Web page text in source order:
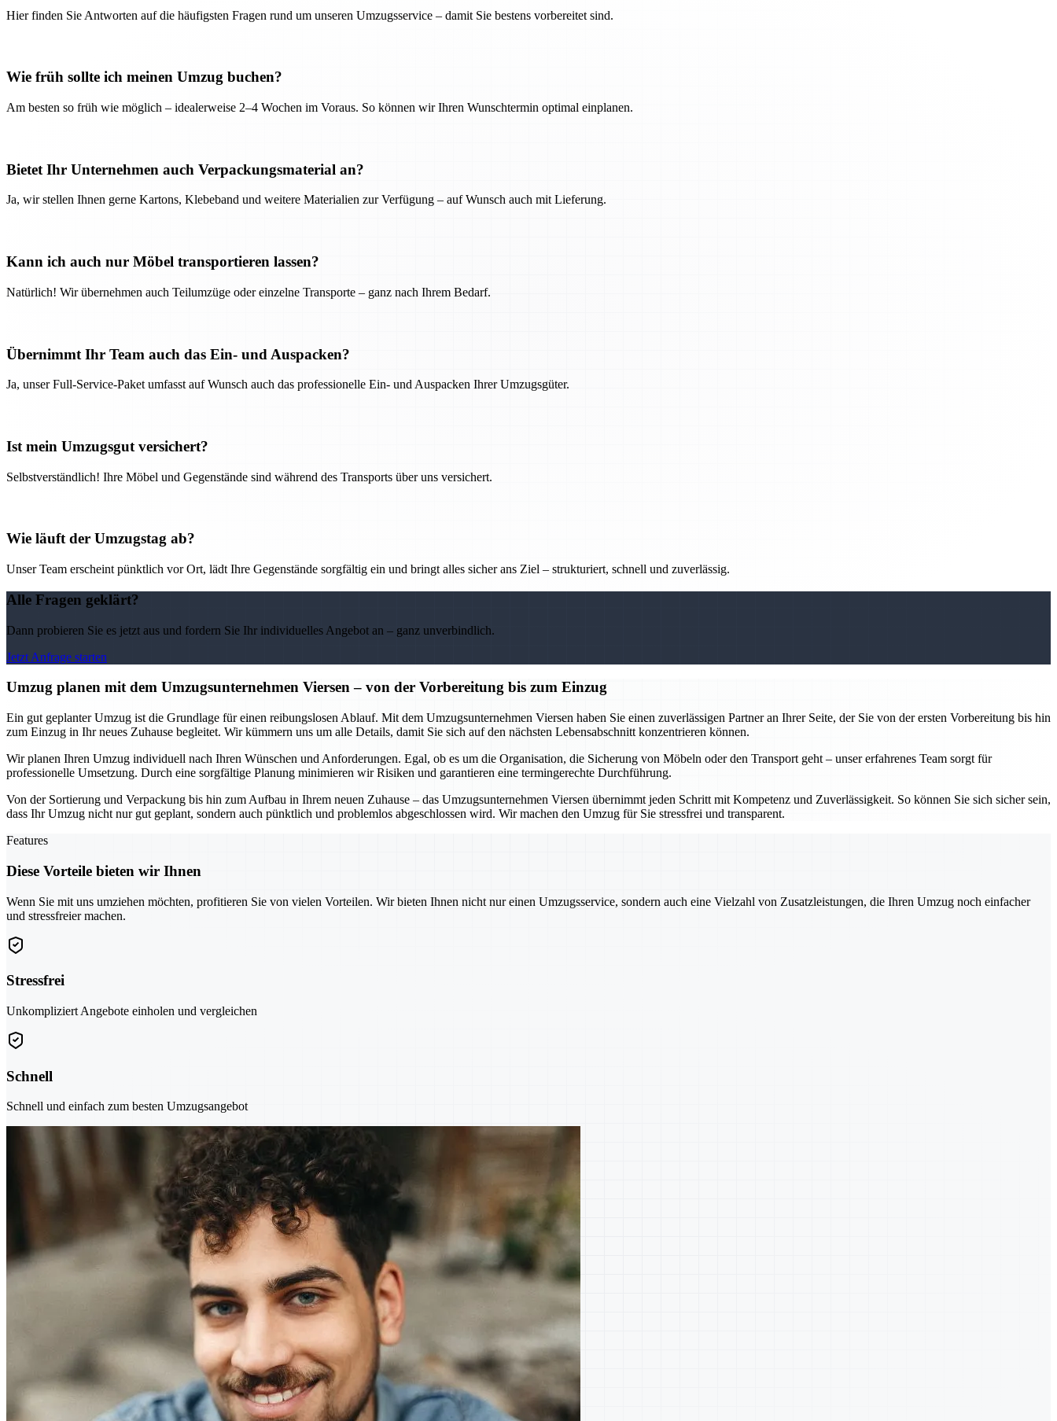
Hier finden Sie Antworten auf die häufigsten Fragen rund um unseren Umzugsservice – damit Sie bestens vorbereitet sind.
Wie früh sollte ich meinen Umzug buchen?
Am besten so früh wie möglich – idealerweise 2–4 Wochen im Voraus. So können wir Ihren Wunschtermin optimal einplanen.
Bietet Ihr Unternehmen auch Verpackungsmaterial an?
Ja, wir stellen Ihnen gerne Kartons, Klebeband und weitere Materialien zur Verfügung – auf Wunsch auch mit Lieferung.
Kann ich auch nur Möbel transportieren lassen?
Natürlich! Wir übernehmen auch Teilumzüge oder einzelne Transporte – ganz nach Ihrem Bedarf.
Übernimmt Ihr Team auch das Ein- und Auspacken?
Ja, unser Full-Service-Paket umfasst auf Wunsch auch das professionelle Ein- und Auspacken Ihrer Umzugsgüter.
Ist mein Umzugsgut versichert?
Selbstverständlich! Ihre Möbel und Gegenstände sind während des Transports über uns versichert.
Wie läuft der Umzugstag ab?
Unser Team erscheint pünktlich vor Ort, lädt Ihre Gegenstände sorgfältig ein und bringt alles sicher ans Ziel – strukturiert, schnell und zuverlässig.
Alle Fragen geklärt?
Dann probieren Sie es jetzt aus und fordern Sie Ihr individuelles Angebot an – ganz unverbindlich.
Jetzt Anfrage starten
Umzug planen mit dem Umzugsunternehmen Viersen – von der Vorbereitung bis zum Einzug
Ein gut geplanter Umzug ist die Grundlage für einen reibungslosen Ablauf. Mit dem Umzugsunternehmen Viersen haben Sie einen zuverlässigen Partner an Ihrer Seite, der Sie von der ersten Vorbereitung bis hin
zum Einzug in Ihr neues Zuhause begleitet. Wir kümmern uns um alle Details, damit Sie sich auf den nächsten Lebensabschnitt konzentrieren können.
Wir planen Ihren Umzug individuell nach Ihren Wünschen und Anforderungen. Egal, ob es um die Organisation, die Sicherung von Möbeln oder den Transport geht – unser erfahrenes Team sorgt für
professionelle Umsetzung. Durch eine sorgfältige Planung minimieren wir Risiken und garantieren eine termingerechte Durchführung.
Von der Sortierung und Verpackung bis hin zum Aufbau in Ihrem neuen Zuhause – das Umzugsunternehmen Viersen übernimmt jeden Schritt mit Kompetenz und Zuverlässigkeit. So können Sie sich sicher sein,
dass Ihr Umzug nicht nur gut geplant, sondern auch pünktlich und problemlos abgeschlossen wird. Wir machen den Umzug für Sie stressfrei und transparent.
Features
Diese Vorteile bieten wir Ihnen
Wenn Sie mit uns umziehen möchten, profitieren Sie von vielen Vorteilen. Wir bieten Ihnen nicht nur einen Umzugsservice, sondern auch eine Vielzahl von Zusatzleistungen, die Ihren Umzug noch einfacher
und stressfreier machen.
Stressfrei
Unkompliziert Angebote einholen und vergleichen
Schnell
Schnell und einfach zum besten Umzugsangebot